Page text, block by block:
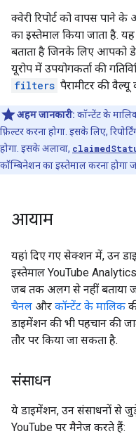
क्वेरी रिपोर्ट को वापस पाने के
का इस्तेमाल किया जाता है.
बताता है जिनके लिए आपको
यूरोप में उपयोगकर्ता की
filters पैरामीटर की वैल्यू
अहम जानकारी: कॉन्टेंट के
फ़िल्टर करना होगा. इसके लिए,
होगा. इसके अलावा,
कॉम्बिनेशन का इस्तेमाल करना होगा
आयाम
यहां दिए गए सेक्शन में, उन
इस्तेमाल YouTube Analytics
जब तक अलग से नहीं बताया
चैनल और कॉन्टेंट के मालिक
डाइमेंशन की भी पहचान की
तौर पर किया जा सकता है.
संसाधन
ये डाइमेंशन, उन संसाधनों से
YouTube पर मैनेज करते हैं: